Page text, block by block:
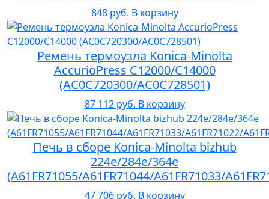
848 руб. В корзину
Ремень термоузла Konica-Minolta
AccurioPress C12000/C14000
(AC0C720300/AC0C728501)
87 112 руб. В корзину
Печь в сборе Konica-Minolta bizhub
224e/284e/364e
(A61FR71055/A61FR71044/A61FR71033/
47 706 руб. В корзину